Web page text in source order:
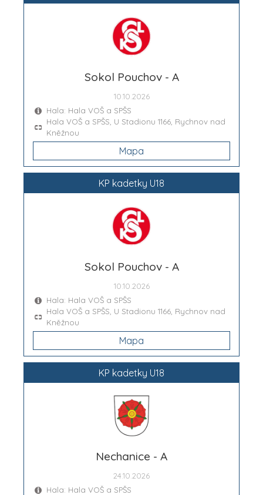
Sokol Pouchov - A
10.10.2026
Hala: Hala VOŠ a SPŠS
Hala VOŠ a SPŠS, U Stadionu 1166, Rychnov nad
Kněžnou
Mapa
KP kadetky U18
Sokol Pouchov - A
10.10.2026
Hala: Hala VOŠ a SPŠS
Hala VOŠ a SPŠS, U Stadionu 1166, Rychnov nad
Kněžnou
Mapa
KP kadetky U18
Nechanice - A
24.10.2026
Hala: Hala VOŠ a SPŠS